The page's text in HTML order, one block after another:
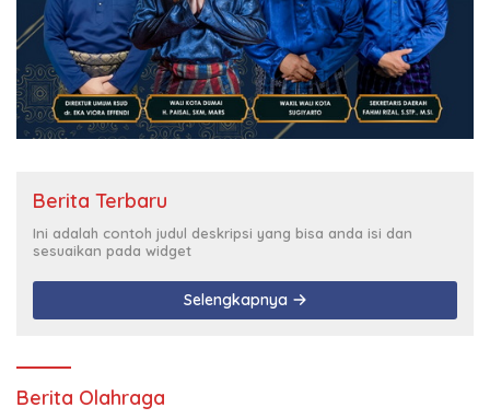
Berita Terbaru
Ini adalah contoh judul deskripsi yang bisa anda isi dan
sesuaikan pada widget
Selengkapnya
Berita Olahraga